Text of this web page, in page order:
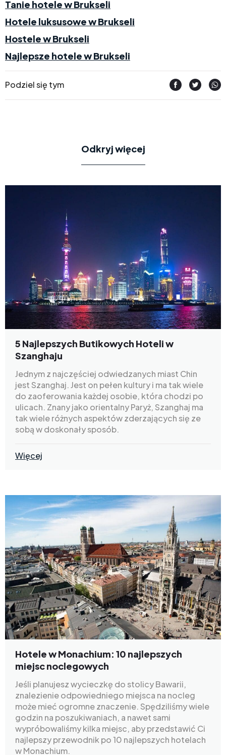
Tanie hotele w Brukseli
Hotele luksusowe w Brukseli
Hostele w Brukseli
Najlepsze hotele w Brukseli
Podziel się tym
Odkryj więcej
5 Najlepszych Butikowych Hoteli w
Szanghaju
Jednym z najczęściej odwiedzanych miast Chin
jest Szanghaj. Jest on pełen kultury i ma tak wiele
do zaoferowania każdej osobie, która chodzi po
ulicach. Znany jako orientalny Paryż, Szanghaj ma
tak wiele różnych aspektów zderzających się ze
sobą w doskonały sposób.
Więcej
Hotele w Monachium: 10 najlepszych
miejsc noclegowych
Jeśli planujesz wycieczkę do stolicy Bawarii,
znalezienie odpowiedniego miejsca na nocleg
może mieć ogromne znaczenie. Spędziliśmy wiele
godzin na poszukiwaniach, a nawet sami
wypróbowaliśmy kilka miejsc, aby przedstawić Ci
najlepszy przewodnik po 10 najlepszych hotelach
w Monachium.